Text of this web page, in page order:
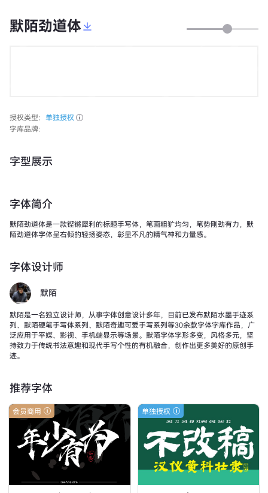
默陌劲道体
授权类型： 单独授权
字库品牌：
字型展示
字体简介
默陌劲道体是一款铿锵犀利的标题手写体，笔画粗犷均匀，笔势刚劲有力，默
陌劲道体字体呈右倾的轻扬姿态，彰显不凡的精气神和力量感。
字体设计师
默陌
默陌是一名独立设计师，从事字体创意设计多年，目前已发布默陌水墨手迹系
列、默陌硬笔手写体系列、默陌奇趣可爱手写系列等30余款字体字库作品，广
泛应用于平媒、影视、手机端显示等场景。默陌字体字形多变，风格多元，坚
持致力于传统书法意趣和现代手写个性的有机融合，创作出更多美好的原创手
迹。
推荐字体
会员商用 单独授权